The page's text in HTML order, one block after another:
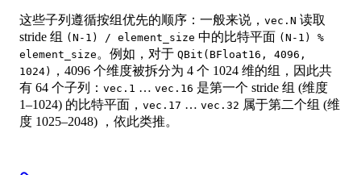
这些子列遵循按组优先的顺序：一般来说， vec.N 读取
stride 组 (N-1) / element_size 中的比特平面 (N-1) %
element_size 。例如，对于 QBit(BFloat16, 4096,
1024)
，4096 个维度被拆分为 4 个 1024 维的组，因此共
有 64 个子列： vec.1 … vec.16 是第一个 stride 组 (维度
1–1024) 的比特平面， vec.17 … vec.32 属于第二个组 (维
度 1025–2048) ，依此类推。